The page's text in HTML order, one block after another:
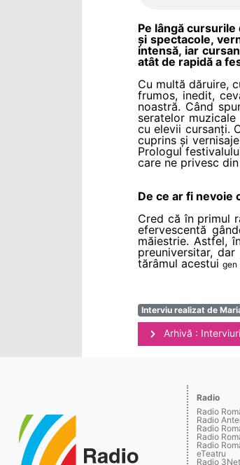
Pe lângă
și spectacole,
intensă, iar
atât de rapidă a
Cu multă dăruire,
frumos, inedit,
noastră. Când
seratelor
cu elevii cursanți.
cuprins și
Prologul
care ne privesc
De ce ar fi nevoie
Cred că în primul
efervescentă
măiestrie. Astfel,
preuniversitar,
tărâmul acestui gen
Interviu realizat de
Arhivă : Interviuri
Radio
Radio
Radio
Radio
Radio
Radio
eTeatru
Radio